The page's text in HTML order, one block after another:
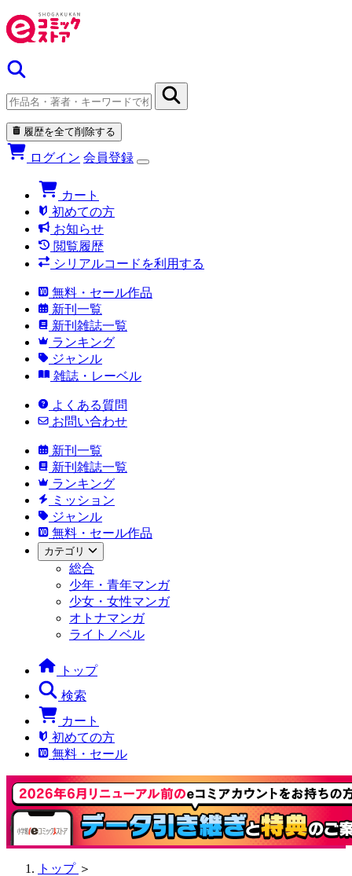
履歴を全て削除する
ログイン 会員登録
カート
初めての方
お知らせ
閲覧履歴
シリアルコードを利用する
無料・セール作品
新刊一覧
新刊雑誌一覧
ランキング
ジャンル
雑誌・レーベル
よくある質問
お問い合わせ
新刊一覧
新刊雑誌一覧
ランキング
ミッション
ジャンル
無料・セール作品
カテゴリ
総合
少年・青年マンガ
少女・女性マンガ
オトナマンガ
ライトノベル
トップ
検索
カート
初めての方
無料・セール
トップ ＞